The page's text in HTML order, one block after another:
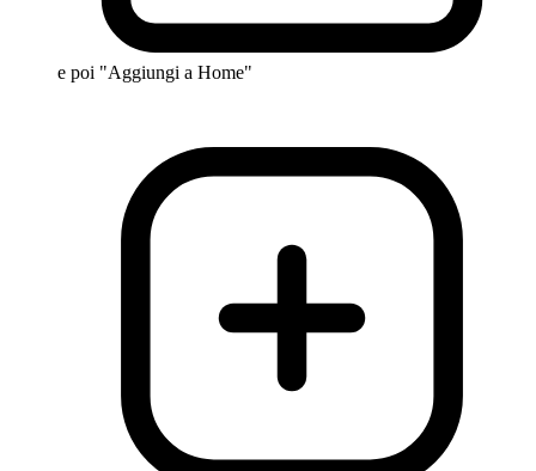
e poi "Aggiungi a Home"